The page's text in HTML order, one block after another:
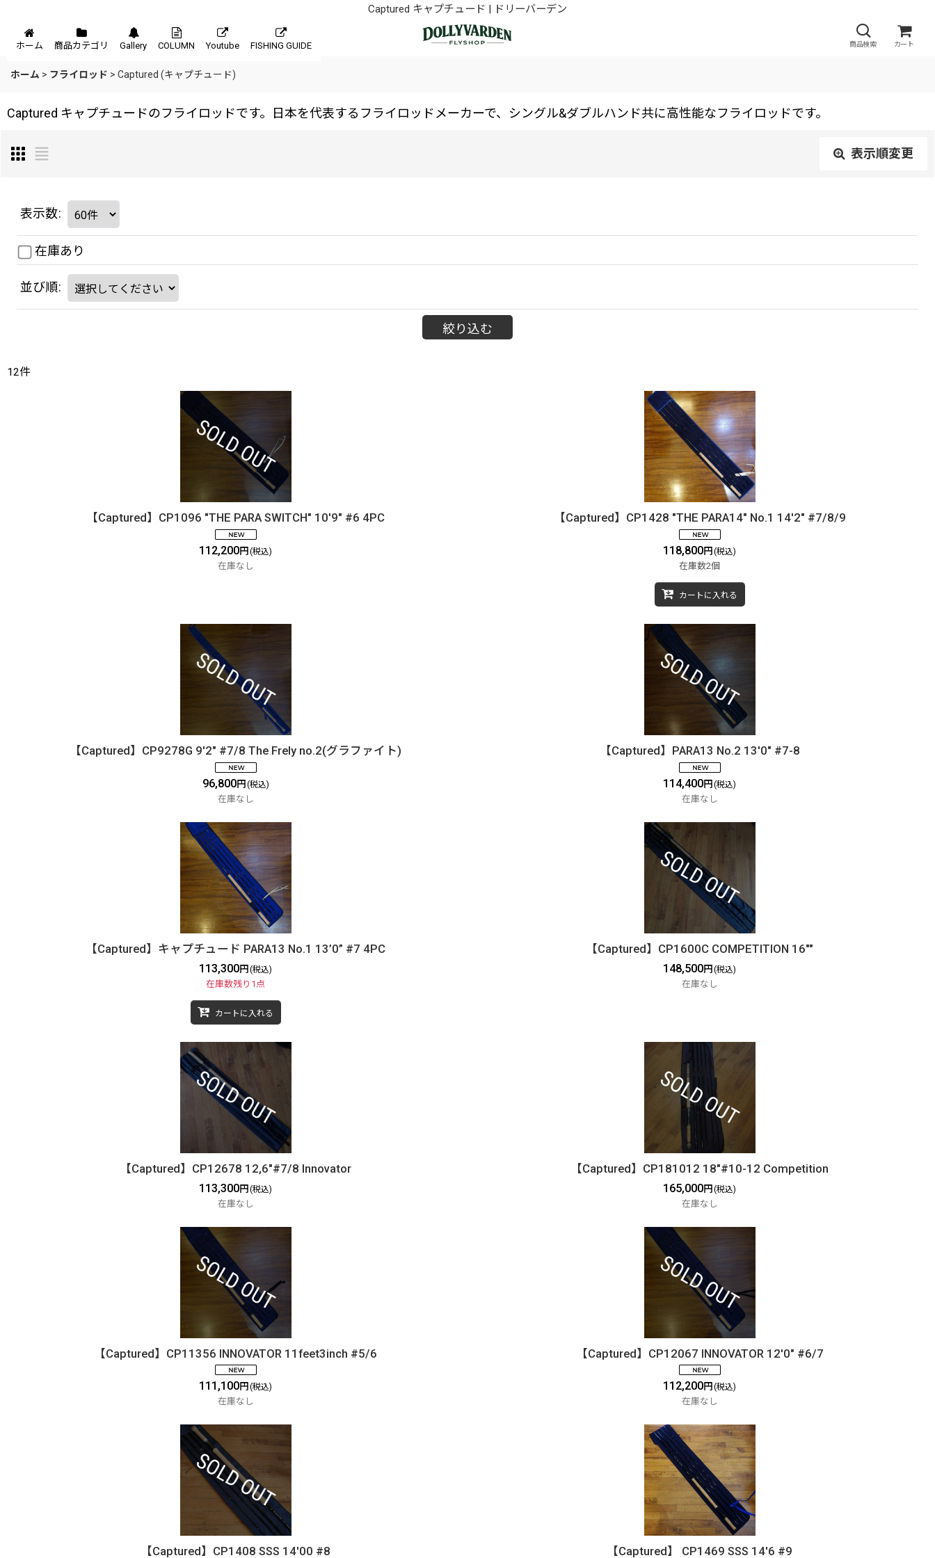
Captured キャプチュード | ドリーバーデン
メニュー 商品検索 カート
ホーム 商品カテゴリ Gallery COLUMN Youtube FISHING GUIDE
ホーム > フライロッド > Captured (キャプチュード)
Captured キャプチュードのフライロッドです。日本を代表するフライロッドメーカーで、シングル&ダブルハンド共に高性能なフライロッドです。
表示順変更
表示数:
在庫あり
並び順:
絞り込む
12件
【Captured】CP1096 "THE PARA SWITCH" 10'9" #6 4PC
112,200円 (税込)
在庫なし
【Captured】CP1428 "THE PARA14" No.1 14'2" #7/8/9
118,800円 (税込)
在庫数2個
カートに入れる
【Captured】CP9278G 9'2" #7/8 The Frely no.2(グラファイト)
96,800円(税込)
在庫なし
【Captured】PARA13 No.2 13'0" #7-8
114,400円(税込)
在庫なし
【Captured】キャプチュード PARA13 No.1 13’0” #7 4PC
113,300円(税込)
在庫数残り1点
カートに入れる
【Captured】CP1600C COMPETITION 16""
148,500円(税込)
在庫なし
【Captured】CP12678 12,6"#7/8 Innovator
113,300円(税込)
在庫なし
【Captured】CP181012 18"#10-12 Competition
165,000円(税込)
在庫なし
【Captured】CP11356 INNOVATOR 11feet3inch #5/6
111,100円 (税込)
在庫なし
【Captured】CP12067 INNOVATOR 12'0" #6/7
112,200円 (税込)
在庫なし
【Captured】CP1408 SSS 14'00 #8 【Captured】 CP1469 SSS 14'6 #9